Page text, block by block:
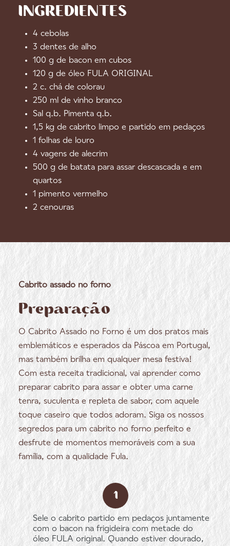
Cabrito assado no forno
Preparação
O Cabrito Assado no Forno é um dos pratos mais
emblemáticos e esperados da Páscoa em Portugal,
mas também brilha em qualquer mesa festiva!
Com esta receita tradicional, vai aprender como
preparar cabrito para assar e obter uma carne
tenra, suculenta e repleta de sabor, com aquele
toque caseiro que todos adoram. Siga os nossos
segredos para um cabrito no forno perfeito e
desfrute de momentos memoráveis com a sua
família, com a qualidade Fula.
Sele o cabrito partido em pedaços juntamente
com o bacon na frigideira com metade do
óleo FULA original. Quando estiver dourado,
INGREDIENTES
4 cebolas
3 dentes de alho
100 g de bacon em cubos
120 g de óleo FULA ORIGINAL
2 c. chá de colorau
250 ml de vinho branco
Sal q.b. Pimenta q.b.
1,5 kg de cabrito limpo e partido em pedaços
1 folhas de louro
4 vagens de alecrim
500 g de batata para assar descascada e em
quartos
1 pimento vermelho
2 cenouras